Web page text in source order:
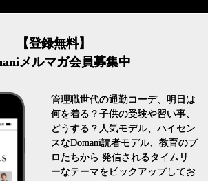
【登録無料】
メルマガ会員募集中
管理職世代の通勤コーデ、明日は
何を着る？子供の受験や習い事、
どうする？人気モデル、ハイセン
スなDomani読者モデル、教育のプ
ロたちから 発信されるタイムリ
ーなテーマをピックアップしてお